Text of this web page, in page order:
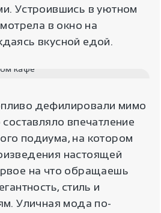
Устроившись в уютном
в окно на
вкусной едой.
дефилировали мимо
впечатление
подиума, на котором
настоящей
на что обращаешь
стиль и
Уличная мода по-